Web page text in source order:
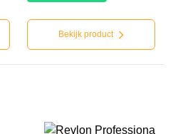
Bekijk product